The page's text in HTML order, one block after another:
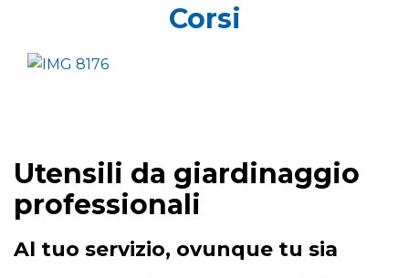
Corsi
Utensili da giardinaggio
professionali
Al tuo servizio, ovunque tu sia